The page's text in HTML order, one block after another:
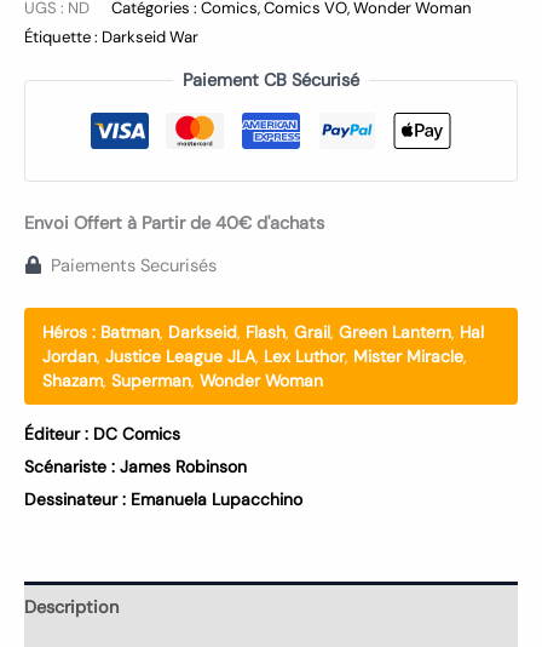
UGS : ND Catégories : Comics,Comics VO,Wonder Woman
Étiquette : Darkseid War
Paiement CB Sécurisé
Envoi Offert à Partir de 40€ d'achats
Paiements Securisés
Héros : Batman, Darkseid, Flash, Grail, Green Lantern, Hal
Jordan, Justice League JLA, Lex Luthor, Mister Miracle,
Shazam, Superman, Wonder Woman
Éditeur : DC Comics
Scénariste : James Robinson
Dessinateur : Emanuela Lupacchino
Description